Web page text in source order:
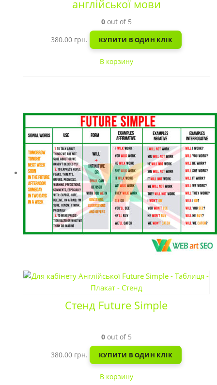
англійської мови
0out of 5
380.00 грн. КУПИТИ В ОДИН КЛІК
В корзину
Стенд Future Simple
0out of 5
380.00 грн. КУПИТИ В ОДИН КЛІК
В корзину